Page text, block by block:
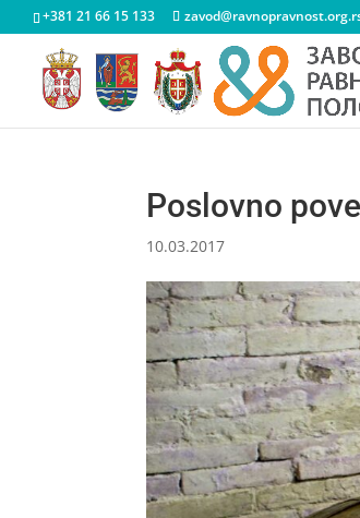
+381 21 66 15 133
Poslovno
10.03.2017